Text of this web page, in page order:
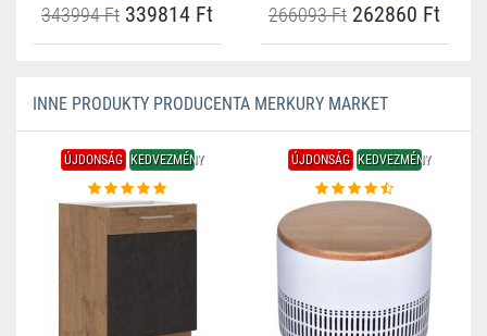
343994 Ft 339814 Ft 266093 Ft 262860 Ft
INNE PRODUKTY PRODUCENTA MERKURY MARKET
ÚJDONSÁG KEDVEZMÉNY ÚJDONSÁG KEDVEZMÉNY